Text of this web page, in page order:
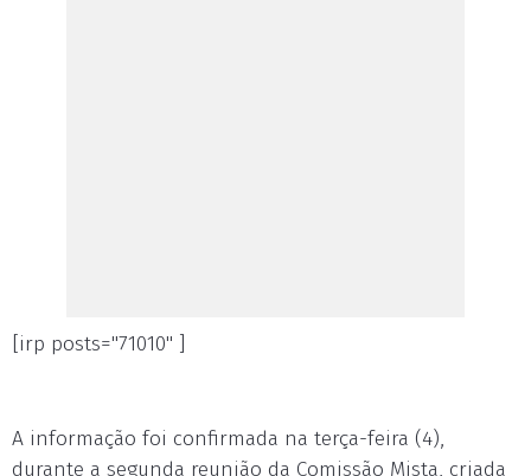
[irp posts="71010" ]
A informação foi confirmada na terça-feira (4),
durante a segunda reunião da Comissão Mista, criada